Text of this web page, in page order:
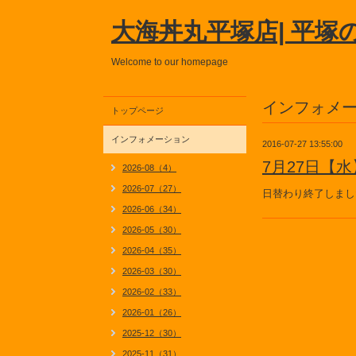
大海丼丸平塚店| 平塚
Welcome to our homepage
インフォメ
2016-07-27 13:55:00
7月27日【
日替わり終了しま
トップページ
インフォメーション
2026-08（4）
2026-07（27）
2026-06（34）
2026-05（30）
2026-04（35）
2026-03（30）
2026-02（33）
2026-01（26）
2025-12（30）
2025-11（31）